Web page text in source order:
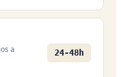
a
24-48h